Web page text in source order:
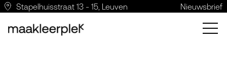
Stapelhuisstraat 13 - 15, Leuven Nieuwsbrief